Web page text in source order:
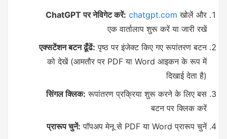
ChatGPT पर नेविगेट करें: chatgpt.com खोलें और
एक वार्तालाप शुरू करें या जारी रखें
एक्सटेंशन बटन ढूँढें: पृष्ठ पर इंजेक्ट किए गए रूपांतरण बटन
को देखें (आमतौर पर PDF या Word आइकन के रूप में
दिखाई देता है)
सिंगल क्लिक: रूपांतरण प्रक्रिया शुरू करने के लिए बस
बटन पर क्लिक करें
प्रारूप चुनें: पॉपअप मेनू से PDF या Word प्रारूप चुनें